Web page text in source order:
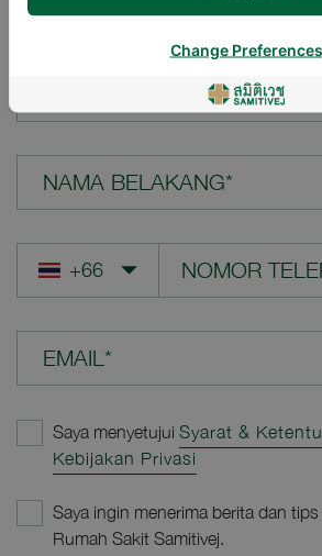
NAMA BELAKANG*
EMAIL*
Saya menyetujui Syarat &
Kebijakan Privasi
Saya ingin menerima berita dan
Rumah Sakit Samitivej.
Change Preferences